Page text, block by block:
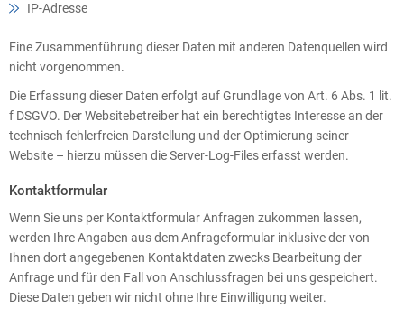
IP-Adresse
Eine Zusammenführung dieser Daten mit anderen Datenquellen wird
nicht vorgenommen.
Die Erfassung dieser Daten erfolgt auf Grundlage von Art. 6 Abs. 1 lit.
f DSGVO. Der Websitebetreiber hat ein berechtigtes Interesse an der
technisch fehlerfreien Darstellung und der Optimierung seiner
Website – hierzu müssen die Server-Log-Files erfasst werden.
Kontaktformular
Wenn Sie uns per Kontaktformular Anfragen zukommen lassen,
werden Ihre Angaben aus dem Anfrageformular inklusive der von
Ihnen dort angegebenen Kontaktdaten zwecks Bearbeitung der
Anfrage und für den Fall von Anschlussfragen bei uns gespeichert.
Diese Daten geben wir nicht ohne Ihre Einwilligung weiter.